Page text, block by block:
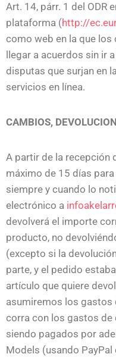
Art. 14, párr. 1 del ODR
plataforma (http://
como web en la que
llegar a acuerdos sin ir
disputas que surjan en
servicios en línea.
CAMBIOS,
A partir de la recepción
máximo de 15 días
siempre y cuando lo
electrónico a
devolverá el importe
producto, no
(excepto si la
parte, y el pedido
artículo que quiere
asumiremos los gastos
corra con los gastos de
siendo pagados por
Models (usando